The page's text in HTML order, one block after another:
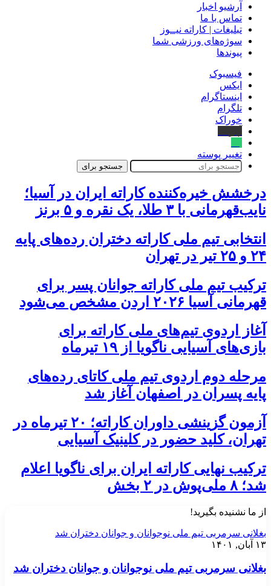
آرشیو اخبار
تماس‌ با‌ ما
تبلیغات | کاراته نیــوز
سوژه‌های ورزشی شما
پیوندها
فیسبوک
ایکس
اینستاگرام
تلگرام
خوراک
تغییر پوسته
جستجو برای
درخشش خیره‌کننده کاراته ایران در آسیا؛
نایب‌قهرمانی با ۳ طلا، یک نقره و ۵ برنز
انتخابی تیم ملی کاراته دختران رده‌های پایه
۲۴ و ۲۵ تیر در تهران
ترکیب تیم ملی کاراته جوانان پسر برای
قهرمانی آسیا ۲۰۲۶ اردن مشخص می‌شود
آغاز اردوی تیم‌های ملی کاراته برای
بازی‌های آسیایی ناگویا از ۱۹ تیرماه
مرحله دوم اردوی تیم ملی کاتای رده‌های
پایه پسران در اصفهان آغاز شد
آزمون گزینشی داوران کاراته؛ ۲۰ تیرماه در
تهران، کلید حضور در کلینیک آسیایی
ترکیب نهایی کاراته ایران برای ناگویا اعلام
شد؛ ۸ ملی‌پوش در ۲ بخش
از ما نشنیده بگیرید!
بغلانی سرمربی تیم ملی نوجوانان و جوانان دختران شد
۱۳ آبان, ۱۴۰۱
بغلانی سرمربی تیم ملی نوجوانان و جوانان دختران شد